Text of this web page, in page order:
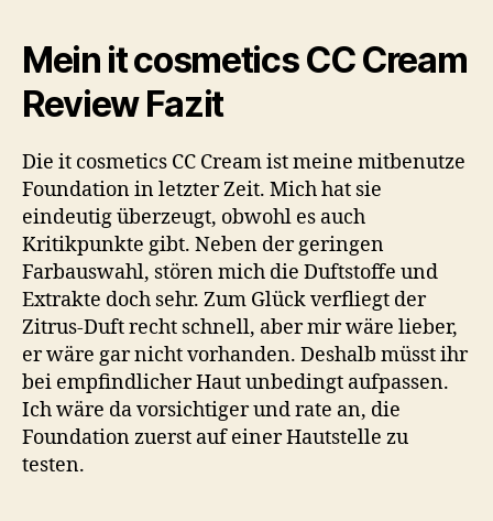
Mein it cosmetics CC Cream
Review Fazit
Die it cosmetics CC Cream ist meine mitbenutze
Foundation in letzter Zeit. Mich hat sie
eindeutig überzeugt, obwohl es auch
Kritikpunkte gibt. Neben der geringen
Farbauswahl, stören mich die Duftstoffe und
Extrakte doch sehr. Zum Glück verfliegt der
Zitrus-Duft recht schnell, aber mir wäre lieber,
er wäre gar nicht vorhanden. Deshalb müsst ihr
bei empfindlicher Haut unbedingt aufpassen.
Ich wäre da vorsichtiger und rate an, die
Foundation zuerst auf einer Hautstelle zu
testen.